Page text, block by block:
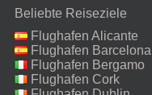
Beliebte Reiseziele
Flughafen Alicante
Flughafen Barcelona
Flughafen Bergamo
Flughafen Cork